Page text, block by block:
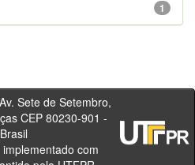
1
de Setembro,
CEP 80230-901 -
PR - Brasil
com